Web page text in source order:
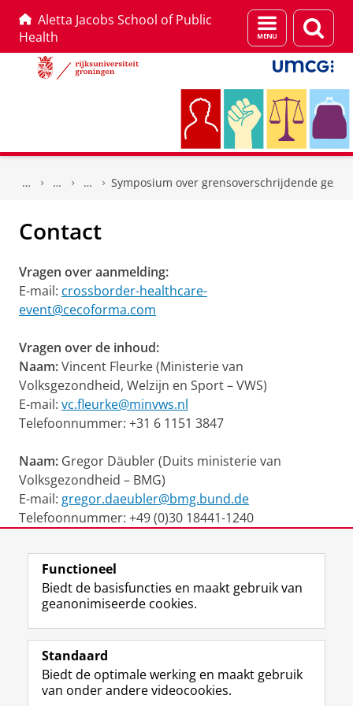
Aletta Jacobs School of Public
Health
Menu
en
zoeken
Symposium over grensoverschrijdende
Contact
Vragen over aanmelding:
E-mail: crossborder-healthcare-
event@cecoforma.com
Vragen over de inhoud:
Naam:Vincent Fleurke (Ministerie van
Volksgezondheid, Welzijn en Sport – VWS)
E-mail: vc.fleurke@minvws.nl
Telefoonnummer: +31 6 1151 3847
Naam: Gregor Däubler (Duits ministerie van
Volksgezondheid – BMG)
E-mail: gregor.daeubler@bmg.bund.de
Telefoonnummer: +49 (0)30 18441-1240
Naam:Lisanne van Essen (Cross-border Institute of
Healthcare Systems and Prevention - CBI)
E-mail:CBI@rug.nl
Telefoon: 050-36 327 64
Laatst gewijzigd:
View this page in:Deutsch English
Functioneel
Biedt de basisfuncties en maakt gebruik van
geanonimiseerde cookies.
Standaard
Biedt de optimale werking en maakt gebruik
van onder andere videocookies.